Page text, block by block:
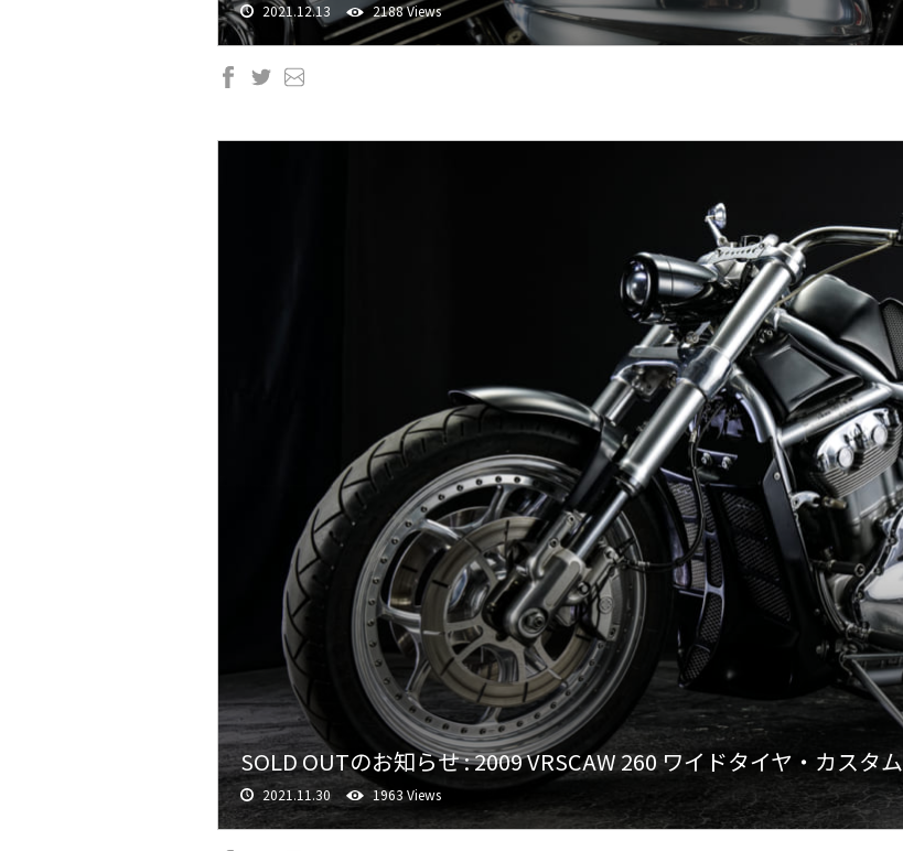
2021.12.13 2188 Views
SOLD OUTのお知らせ : 2009 VRSCAW 260 ワイドタイヤ・カスタム
2021.11.30 1963 Views